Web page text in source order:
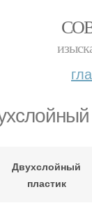
Двухслойный
пластик